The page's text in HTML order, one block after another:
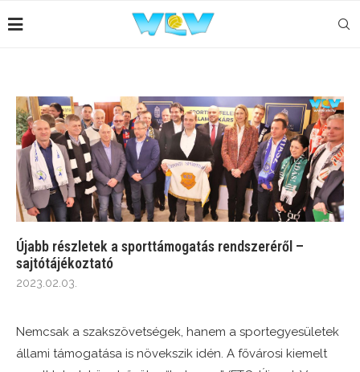
Újabb részletek a sporttámogatás rendszeréről –
sajtótájékoztató
2023.02.03.
Nemcsak a szakszövetségek, hanem a sportegyesületek
állami támogatása is növekszik idén. A fővárosi kiemelt